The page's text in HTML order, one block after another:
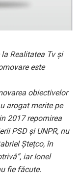
Realitatea Tv și
este
obiectivelor
arogat merite pe
2017 repornirea
PSD și UNPR, nu
Ștețco, în
iar Ionel
fie făcute.